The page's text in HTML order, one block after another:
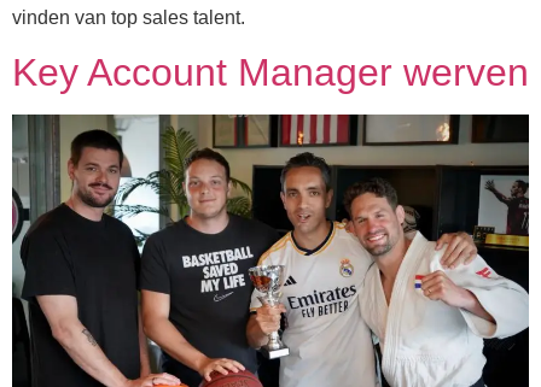
vinden van top sales talent.
Key Account Manager werven